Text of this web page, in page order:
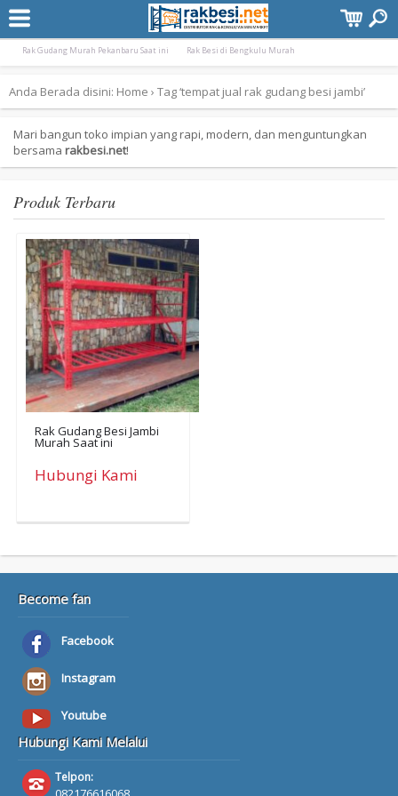
Terpopuler:
Rak Gudang Besi Pekanbaru Murah
Rak Minimarket Pangkal Pinang Bangka Bel
Rak Gudang Murah Pekanbaru Saat ini
Rak Besi di Bengkulu Murah
Anda Berada disini: Home › Tag ‘tempat jual rak gudang besi jambi’
Mari bangun toko impian yang rapi, modern, dan menguntungkan
bersama rakbesi.net!
Produk Terbaru
Rak Gudang Besi Jambi
Murah Saat ini
Hubungi Kami
Become fan
Facebook
Instagram
Youtube
Hubungi Kami Melalui
Telpon: